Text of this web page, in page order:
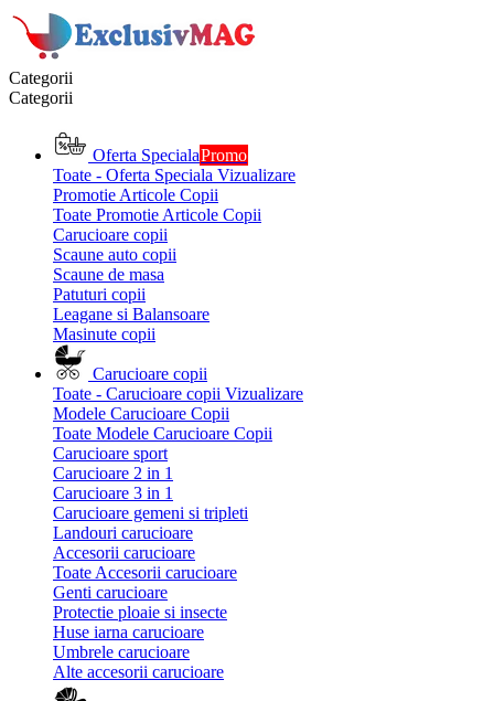
Categorii
Categorii
Oferta SpecialaPromo
Toate - Oferta Speciala Vizualizare
Promotie Articole Copii
Toate Promotie Articole Copii
Carucioare copii
Scaune auto copii
Scaune de masa
Patuturi copii
Leagane si Balansoare
Masinute copii
Carucioare copii
Toate - Carucioare copii Vizualizare
Modele Carucioare Copii
Toate Modele Carucioare Copii
Carucioare sport
Carucioare 2 in 1
Carucioare 3 in 1
Carucioare gemeni si tripleti
Landouri carucioare
Accesorii carucioare
Toate Accesorii carucioare
Genti carucioare
Protectie ploaie si insecte
Huse iarna carucioare
Umbrele carucioare
Alte accesorii carucioare